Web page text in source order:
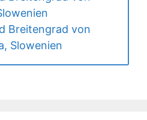
Breitengrad von
Slowenien